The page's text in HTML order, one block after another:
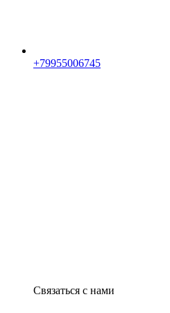
+79955006745
Связаться с нами